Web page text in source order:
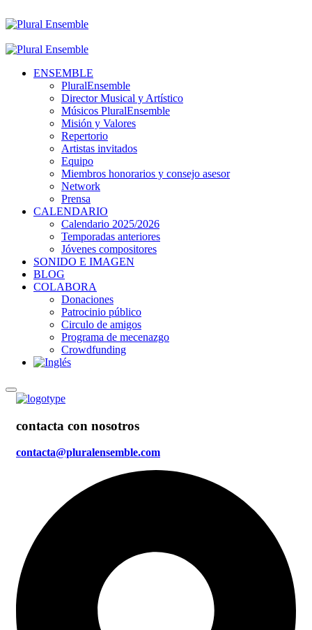
ENSEMBLE
PluralEnsemble
Director Musical y Artístico
Músicos PluralEnsemble
Misión y Valores
Repertorio
Artistas invitados
Equipo
Miembros honorarios y consejo asesor
Network
Prensa
CALENDARIO
Calendario 2025/2026
Temporadas anteriores
Jóvenes compositores
SONIDO E IMAGEN
BLOG
COLABORA
Donaciones
Patrocinio público
Circulo de amigos
Programa de mecenazgo
Crowdfunding
contacta con nosotros
contacta@pluralensemble.com